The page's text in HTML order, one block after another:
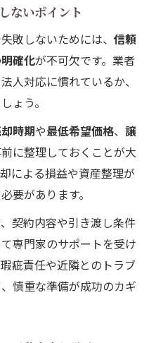
ないポイント
敗しないためには、 信頼
確化が不可欠です。業者
人対応に慣れているか、
ょう。
時期や最低希望価格、 譲
に整理しておくことが大
による損益や資産整理が
要があります。
契約内容や引き渡し条件
専門家のサポートを受け
疵責任や近隣とのトラブ
慎重な準備が成功のカギ